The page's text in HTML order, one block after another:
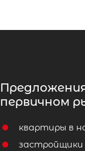
первичном
квартиры в
застройщики